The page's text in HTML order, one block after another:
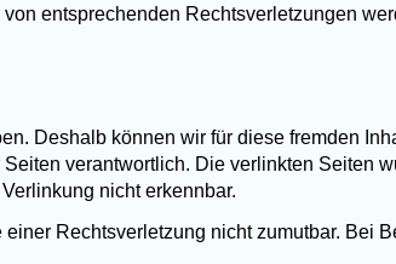
entsprechenden Rechtsverletzungen
Deshalb können wir für diese fremden
verantwortlich. Die verlinkten Seiten
nicht erkennbar.
Rechtsverletzung nicht zumutbar. Bei